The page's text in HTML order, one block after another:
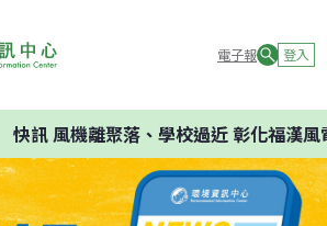
電子報 登入
快訊風機離聚落、學校過近 彰化福漢風